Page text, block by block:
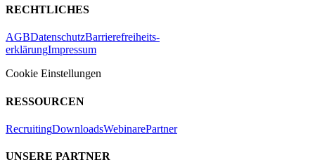
RECHTLICHES
AGBDatenschutzBarrierefreiheits-
erklärungImpressum
Cookie Einstellungen
RESSOURCEN
RecruitingDownloadsWebinarePartner
UNSERE PARTNER